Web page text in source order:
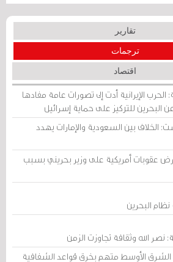
تقارير
ترجمات
اقتصاد
الإيرانية أدت إلى تصورات عامة مفادها
البحرين للتركيز على حماية إسرائيل
الخلاف بين السعودية والإمارات يهدد
عقوبات أمريكية على وزير بحريني بسبب
البحرين
الله وثقافة تجاوزت الزمن
الشرق الأوسط متهم بخرق قواعد الشفافية